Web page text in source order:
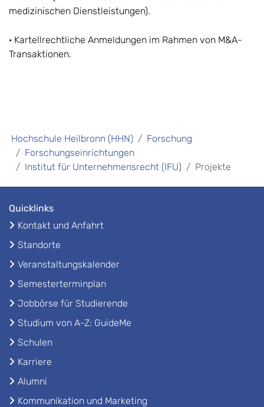
medizinischen Dienstleistungen).
· Kartellrechtliche Anmeldungen im Rahmen von M&A-
Transaktionen.
Hochschule Heilbronn (HHN)
Forschung
Forschungseinrichtungen
Institut für Unternehmensrecht (IFU)
Projekte
Quicklinks
Kontakt und Anfahrt
Standorte
Veranstaltungskalender
Semesterterminplan
Jobbörse für Studierende
Studium von A-Z: GuideMe
Schulen
Karriere
Alumni
Kommunikation und Marketing